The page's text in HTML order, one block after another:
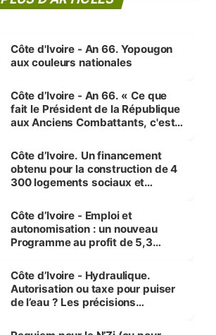
Côte d'Ivoire - An 66. Yopougon
aux couleurs nationales
Côte d’Ivoire - An 66. « Ce que
fait le Président de la République
aux Anciens Combattants, c'est
Côte d’Ivoire. Un financement
obtenu pour la construction de 4
300 logements sociaux et
et Yamoussoukro
Côte d’Ivoire - Emploi et
autonomisation : un nouveau
Programme au profit de 5,3
Côte d’Ivoire - Hydraulique.
Autorisation ou taxe pour puiser
de l’eau ? Les précisions